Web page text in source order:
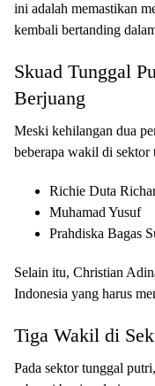
ini adalah memastikan
kembali bertanding
Skuad Tunggal
Berjuang
Meski kehilangan dua
beberapa wakil di sektor
Richie Duta
Muhamad Yusuf
Prahdiska Bagas
Selain itu, Christian
Indonesia yang harus
Tiga Wakil di
Pada sektor tunggal putri,